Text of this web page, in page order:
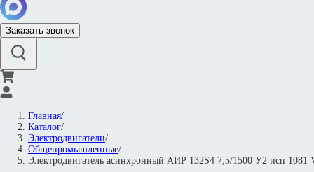
Заказать звонок
Главная/
Каталог/
Электродвигатели/
Общепромышленные/
Электродвигатель асинхронный АИР 132S4 7,5/1500 У2 исп 1081